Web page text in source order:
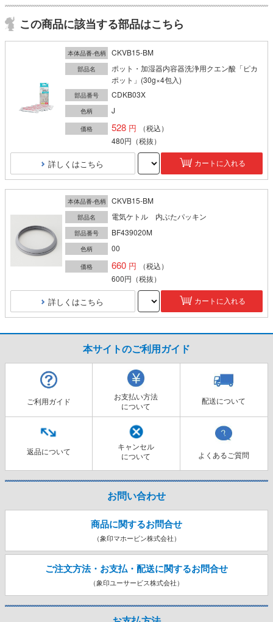
この商品に該当する部品はこちら
本体品番-色柄 CKVB15-BM
部品名
ポット・加湿器内容器洗浄用クエン酸「ピカ
ポット」(30g×4包入)
部品番号 CDKB03X
色柄 J
価格 528
（税込）
480円 （税抜）
詳しくはこちら カートに入れる
本体品番-色柄 CKVB15-BM
部品名 電気ケトル 内ぶたパッキン
部品番号 BF439020M
色柄 00
価格 660
（税込）
600円 （税抜）
詳しくはこちら カートに入れる
本サイトのご利用ガイド
ご利用ガイド
お支払い方法
について
配送について
返品について
キャンセル
について
よくあるご質問
お問い合わせ
商品に関するお問合せ
（象印マホービン株式会社）
ご注文方法・お支払・配送に関するお問合せ
（象印ユーサービス株式会社）